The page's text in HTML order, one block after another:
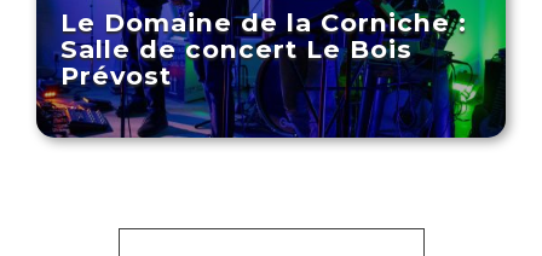
Le Domaine de la Corniche :
Salle de concert Le Bois
Prévost